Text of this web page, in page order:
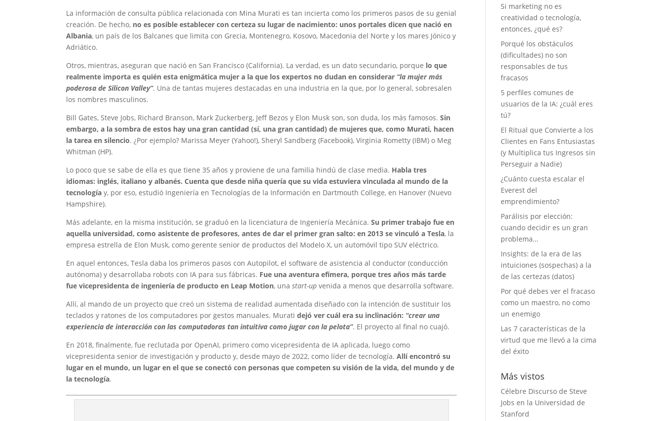
La información de consulta pública relacionada con Mina Murati es tan incierta como los primeros pasos de su genial
creación. De hecho, no es posible establecer con certeza su lugar de nacimiento: unos portales dicen que nació en
Albania, un país de los Balcanes que limita con Grecia, Montenegro, Kosovo, Macedonia del Norte y los mares Jónico y
Adriático.
Otros, mientras, aseguran que nació en San Francisco (California). La verdad, es un dato secundario, porque lo que
realmente importa es quién esta enigmática mujer a la que los expertos no dudan en considerar “la mujer más
poderosa de Silicon Valley”. Una de tantas mujeres destacadas en una industria en la que, por lo general, sobresalen
los nombres masculinos.
Bill Gates, Steve Jobs, Richard Branson, Mark Zuckerberg, Jeff Bezos y Elon Musk son, son duda, los más famosos.Sin
embargo, a la sombra de estos hay una gran cantidad (sí, una gran cantidad) de mujeres que, como Murati, hacen
la tarea en silencio. ¿Por ejemplo? Marissa Meyer (Yahoo!), Sheryl Sandberg (Facebook), Virginia Rometty (IBM) o Meg
Whitman (HP).
Lo poco que se sabe de ella es que tiene 35 años y proviene de una familia hindú de clase media. Habla tres
idiomas: inglés, italiano y albanés. Cuenta que desde niña quería que su vida estuviera vinculada al mundo de la
tecnología y, por eso, estudió Ingeniería en Tecnologías de la Información en Dartmouth College, en Hanover (Nuevo
Hampshire).
Más adelante, en la misma institución, se graduó en la licenciatura de Ingeniería Mecánica.Su primer trabajo fue en
aquella universidad, como asistente de profesores, antes de dar el primer gran salto: en 2013 se vinculó a Tesla, la
empresa estrella de Elon Musk, como gerente senior de productos del Modelo X, un automóvil tipo SUV eléctrico.
En aquel entonces, Tesla daba los primeros pasos con Autopilot, el software de asistencia al conductor (conducción
autónoma) y desarrollaba robots con IA para sus fábricas. Fue una aventura efímera, porque tres años más tarde
fue vicepresidenta de ingeniería de producto en Leap Motion, unastart-up venida a menos que desarrolla software.
Allí, al mando de un proyecto que creó un sistema de realidad aumentada diseñado con la intención de sustituir los
teclados y ratones de los computadores por gestos manuales. Muratidejó ver cuál era su inclinación: “crear una
experiencia de interacción con las computadoras tan intuitiva como jugar con la pelota”. El proyecto al final no cuajó.
En 2018, finalmente, fue reclutada por OpenAI, primero como vicepresidenta de IA aplicada, luego como
vicepresidenta senior de investigación y producto y, desde mayo de 2022, como líder de tecnología.Allí encontró su
lugar en el mundo, un lugar en el que se conectó con personas que competen su visión de la vida, del mundo y de
la tecnología.
Si marketing no es
creatividad o tecnología,
entonces, ¿qué es?
Porqué los obstáculos
(dificultades) no son
responsables de tus
fracasos
5 perfiles comunes de
usuarios de la IA: ¿cuál eres
tú?
El Ritual que Convierte a los
Clientes en Fans Entusiastas
(y Multiplica tus Ingresos sin
Perseguir a Nadie)
¿Cuánto cuesta escalar el
Everest del
emprendimiento?
Parálisis por elección:
cuando decidir es un gran
problema…
Insights: de la era de las
intuiciones (sospechas) a la
de las certezas (datos)
Por qué debes ver el fracaso
como un maestro, no como
un enemigo
Las 7 características de la
virtud que me llevó a la cima
del éxito
Más vistos
Célebre Discurso de Steve
Jobs en la Universidad de
Stanford